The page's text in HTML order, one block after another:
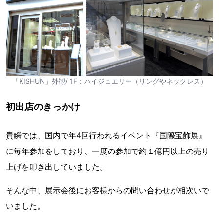
「KISHUN」外観/ 1F：ハイジュエリー（リングやネックレス）
初出店のきっかけ
貴瞬では、国内で年4回行われるイベント『国際宝飾展』
に毎年参加をしており、一度の参加で約１億円以上の売り
上げを叩き出していました。
そんな中、展示会後にお客様からの問い合わせが相次いで
いました。